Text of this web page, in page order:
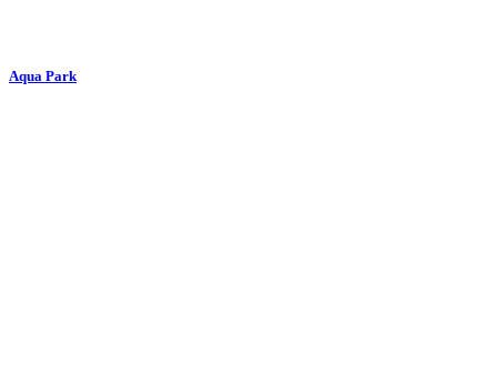
Aqua Park